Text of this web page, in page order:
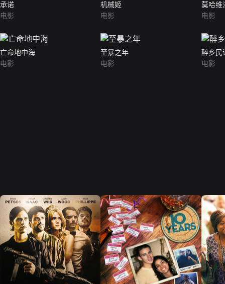
承诺
电影
机械姬
电影
莫哈维
电影
亡命地中海
电影
至暴之年
电影
醉乡民
电影